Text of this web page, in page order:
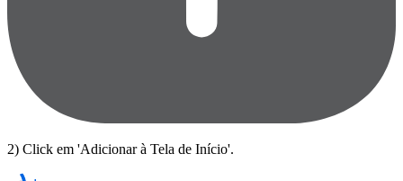
2) Click em 'Adicionar à Tela de Início'.